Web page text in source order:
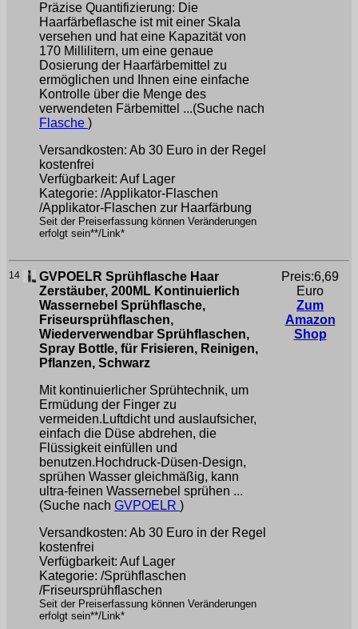
Präzise Quantifizierung: Die
Haarfärbeflasche ist mit einer Skala
versehen und hat eine Kapazität von
170 Millilitern, um eine genaue
Dosierung der Haarfärbemittel zu
ermöglichen und Ihnen eine einfache
Kontrolle über die Menge des
verwendeten Färbemittel ...(Suche nach
Flasche )
Versandkosten: Ab 30 Euro in der Regel
kostenfrei
Verfügbarkeit: Auf Lager
Kategorie: /Applikator-Flaschen
/Applikator-Flaschen zur Haarfärbung
Seit der Preiserfassung können Veränderungen
erfolgt sein**/Link*
14
GVPOELR Sprühflasche Haar
Zerstäuber, 200ML Kontinuierlich
Wassernebel Sprühflasche,
Friseursprühflaschen,
Wiederverwendbar Sprühflaschen,
Spray Bottle, für Frisieren, Reinigen,
Pflanzen, Schwarz
Mit kontinuierlicher Sprühtechnik, um
Ermüdung der Finger zu
vermeiden.Luftdicht und auslaufsicher,
einfach die Düse abdrehen, die
Flüssigkeit einfüllen und
benutzen.Hochdruck-Düsen-Design,
sprühen Wasser gleichmäßig, kann
ultra-feinen Wassernebel sprühen ...
(Suche nach GVPOELR )
Versandkosten: Ab 30 Euro in der Regel
kostenfrei
Verfügbarkeit: Auf Lager
Kategorie: /Sprühflaschen
/Friseursprühflaschen
Seit der Preiserfassung können Veränderungen
erfolgt sein**/Link*
Preis:6,69
Euro
Zum
Amazon
Shop